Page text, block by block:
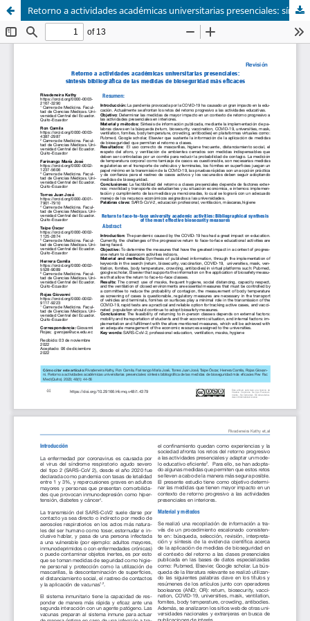
Retorno a actividades académicas universitarias presenciales: síntesis bibliográfica de las medidas de bioseguridad más eficaces